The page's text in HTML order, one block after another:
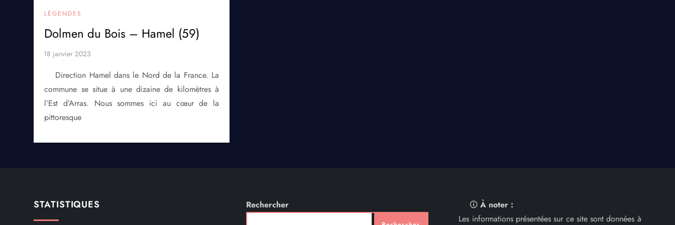
LÉGENDES
Dolmen du Bois – Hamel (59)
Direction Hamel dans le Nord de la France. La
commune se situe à une dizaine de kilomètres à
l’Est d’Arras. Nous sommes ici au cœur de la
pittoresque
STATISTIQUES Rechercher 🛈À noter :
Les informations présentées sur ce site sont données à